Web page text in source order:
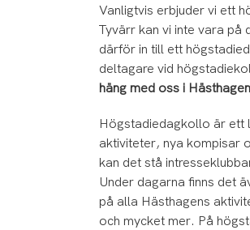
Vanligtvis erbjuder vi ett
Tyvärr kan vi inte vara på
därför in till ett
deltagare vid
häng med oss i
Högstadiedagkollo är ett
aktiviteter, nya kompisar
kan det stå
Under dagarna finns det
på alla Hästhagens
och mycket mer. På